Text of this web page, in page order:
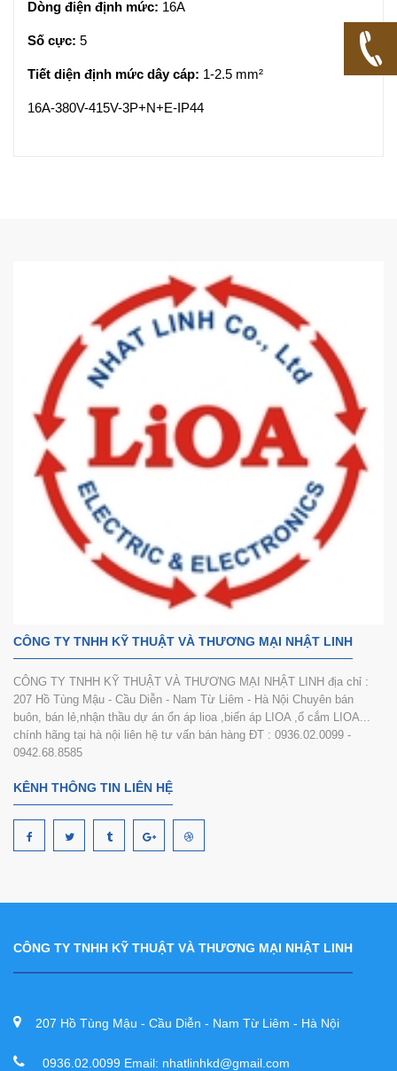
Dòng điện định mức: 16A
Số cực: 5
Tiết diện định mức dây cáp: 1-2.5 mm²
16A-380V-415V-3P+N+E-IP44
CÔNG TY TNHH KỸ THUẬT VÀ THƯƠNG MẠI NHẬT LINH
CÔNG TY TNHH KỸ THUẬT VÀ THƯƠNG MẠI NHẬT LINH địa chỉ :
207 Hồ Tùng Mậu - Cầu Diễn - Nam Từ Liêm - Hà Nội Chuyên bán
buôn, bán lẻ,nhận thầu dự án ổn áp lioa ,biến áp LIOA ,ổ cắm LIOA...
chính hãng tại hà nội liên hệ tư vấn bán hàng ĐT : 0936.02.0099 -
0942.68.8585
KÊNH THÔNG TIN LIÊN HỆ
CÔNG TY TNHH KỸ THUẬT VÀ THƯƠNG MẠI NHẬT LINH
207 Hồ Tùng Mậu - Cầu Diễn - Nam Từ Liêm - Hà Nội
0936.02.0099 Email: nhatlinhkd@gmail.com